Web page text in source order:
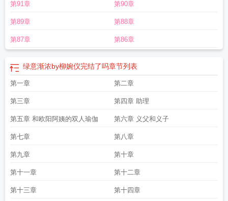
意绿意渐浓吧 绿意渐浓江南大刀无绿改绿意渐浓绿改纯
版绿意渐浓赵晨宇柳婉宜贴吧 绿意渐浓金木全文免费阅读
浓TXT全文阅读
绿意渐浓(高干)笔趣阁
写绿意渐浓笔趣阁绿意渐浓三花齐开解读金木绿意渐浓绿意渐浓欧阳的堕落
最新章节内容绿意渐浓by柳婉仪完结了吗绿意渐浓免费阅读
意渐浓柳98-100绿意渐浓65绿意渐浓柳婉宜章节绿意渐浓赵晨宇绿意渐浓剧
情绿意渐浓转原版 绿意渐浓结局
九 绿意渐浓107反杀后宫 绿意渐浓6个结局 绿意渐浓贴吧
浓类似的绿意渐浓林轩宇全文免费阅读绿意渐浓番外2大结局
第91章 第90章
第89章 第88章
第87章 第86章
绿意渐浓by柳婉仪完结了吗章节列表
第一章 第二章
第三章 第四章 助理
第五章 和欧阳阿姨的双人瑜伽 第六章 义父和义子
第七章 第八章
第九章 第十章
第十一章 第十二章
第十三章 第十四章